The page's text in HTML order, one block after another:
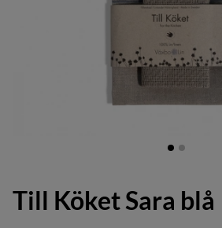
Till Köket Sara blå